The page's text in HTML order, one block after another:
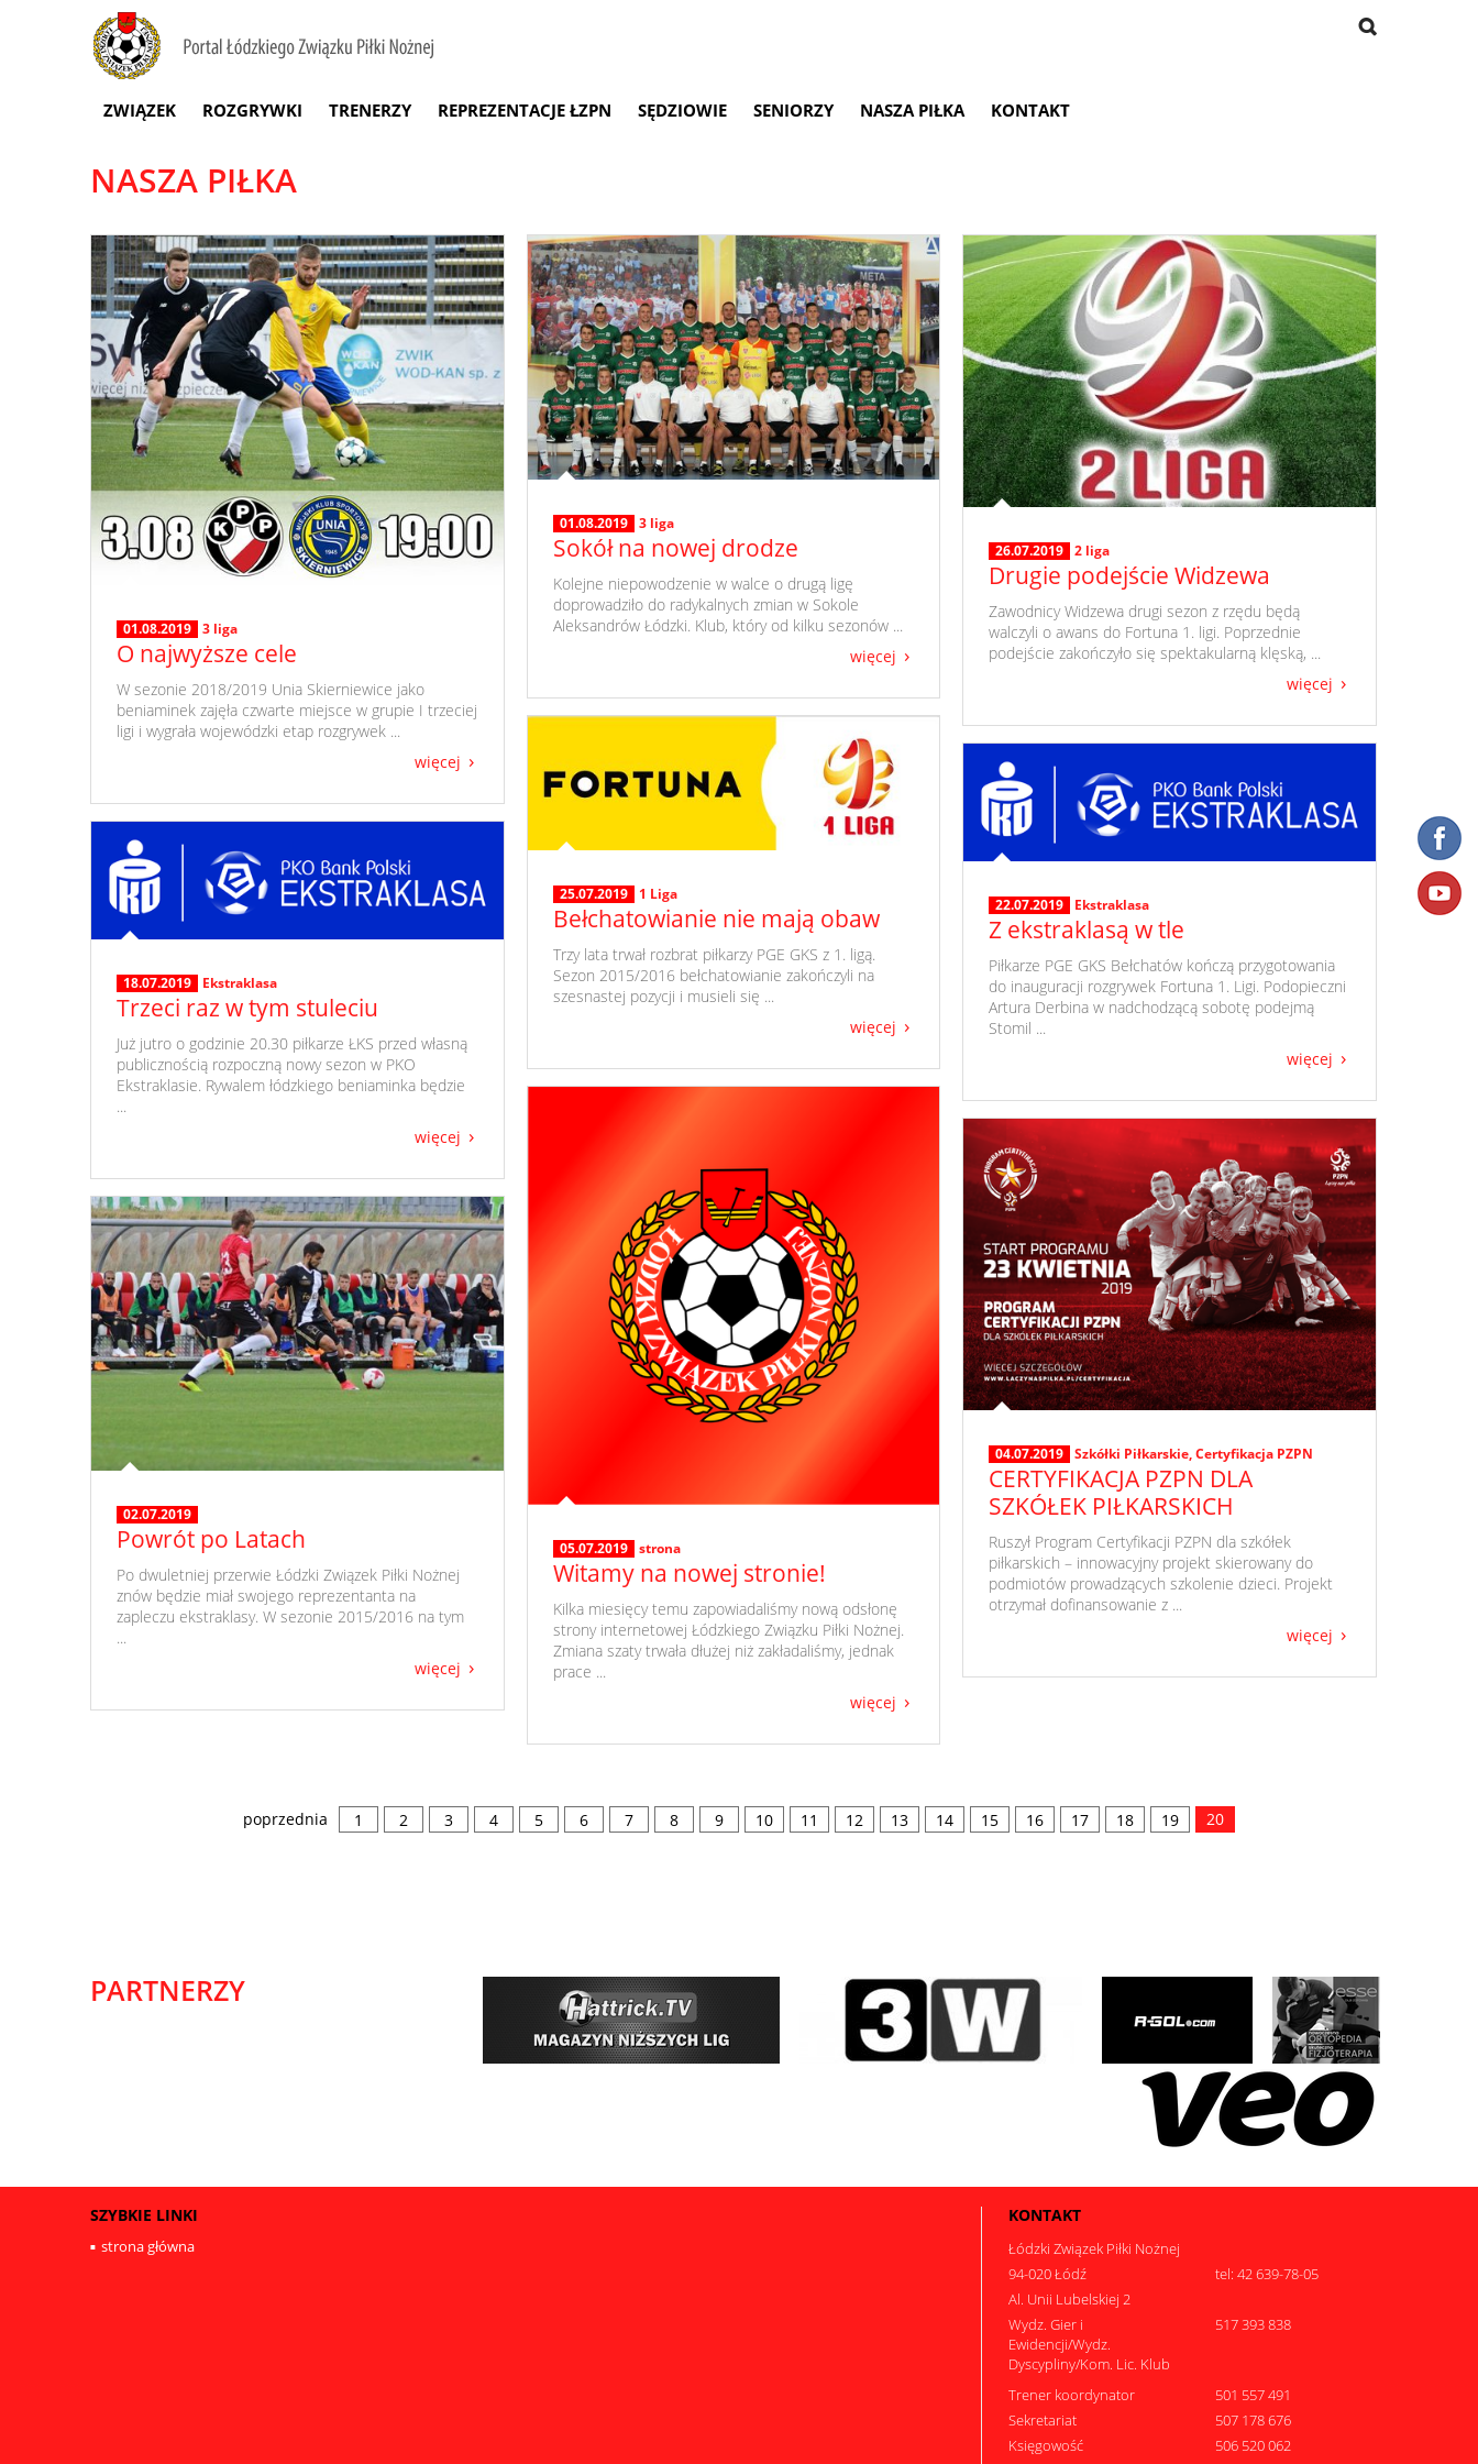
ZWIĄZEK ROZGRYWKI TRENERZY REPREZENTACJE ŁZPN SĘDZIOWIE SENIORZY NASZA PIŁKA KONTAKT
NASZA PIŁKA
01.08.2019 3 liga
O najwyższe cele
​ W sezonie 2018/2019 Unia Skierniewice jako
beniaminek zajęła czwarte miejsce w grupie I trzeciej
ligi i wygrała wojewódzki etap rozgrywek ...
więcej
01.08.2019 3 liga
Sokół na nowej drodze
​ Kolejne niepowodzenie w walce o drugą ligę
doprowadziło do radykalnych zmian w Sokole
Aleksandrów Łódzki. Klub, który od kilku sezonów ...
więcej
26.07.2019 2 liga
Drugie podejście Widzewa
​ Zawodnicy Widzewa drugi sezon z rzędu będą
walczyli o awans do Fortuna 1. ligi. Poprzednie
podejście zakończyło się spektakularną klęską, ...
więcej
25.07.2019 1 Liga
Bełchatowianie nie mają obaw
​ Trzy lata trwał rozbrat piłkarzy PGE GKS z 1. ligą.
Sezon 2015/2016 bełchatowianie zakończyli na
szesnastej pozycji i musieli się ...
więcej
22.07.2019 Ekstraklasa
Z ekstraklasą w tle
​ Piłkarze PGE GKS Bełchatów kończą przygotowania
do inauguracji rozgrywek Fortuna 1. Ligi. Podopieczni
Artura Derbina w nadchodzącą sobotę podejmą
Stomil ...
więcej
18.07.2019 Ekstraklasa
Trzeci raz w tym stuleciu
​ Już jutro o godzinie 20.30 piłkarze ŁKS przed własną
publicznością rozpoczną nowy sezon w PKO
Ekstraklasie. Rywalem łódzkiego beniaminka będzie
...
więcej
05.07.2019 strona
Witamy na nowej stronie!
​ Kilka miesięcy temu zapowiadaliśmy nową odsłonę
strony internetowej Łódzkiego Związku Piłki Nożnej.
Zmiana szaty trwała dłużej niż zakładaliśmy, jednak
prace ...
więcej
04.07.2019 Szkółki Piłkarskie,Certyfikacja PZPN
CERTYFIKACJA PZPN DLA
SZKÓŁEK PIŁKARSKICH
​ Ruszył Program Certyfikacji PZPN dla szkółek
piłkarskich – innowacyjny projekt skierowany do
podmiotów prowadzących szkolenie dzieci. Projekt
otrzymał dofinansowanie z ...
więcej
02.07.2019
Powrót po Latach
​ Po dwuletniej przerwie Łódzki Związek Piłki Nożnej
znów będzie miał swojego reprezentanta na
zapleczu ekstraklasy. W sezonie 2015/2016 na tym
...
więcej
poprzednia 1 2 3 4 5 6 7 8 9 10 11 12 13 14 15 16 17 18 19 20
PARTNERZY
SZYBKIE LINKI
strona główna
KONTAKT
Łódzki Związek Piłki Nożnej
94-020 Łódź
tel: 42 639-78-05
Al. Unii Lubelskiej 2
Wydz. Gier i
Ewidencji/Wydz.
Dyscypliny/Kom. Lic. Klub
517 393 838
Trener koordynator
501 557 491
Sekretariat
507 178 676
Księgowość
506 520 062